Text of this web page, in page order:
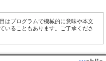
はプログラムで機械的に意味や本文
いることもあります。ご了承くださ